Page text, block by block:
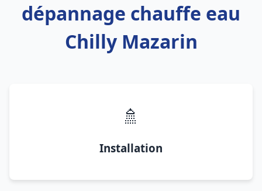
dépannage chauffe eau
Chilly Mazarin
🚿
Installation